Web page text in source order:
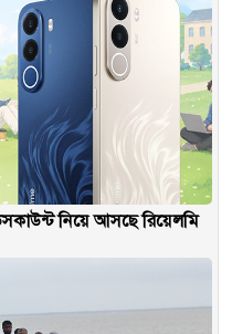
নিয়ে আসছে রিয়েলমি